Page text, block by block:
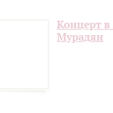
Концерт
Мурадян